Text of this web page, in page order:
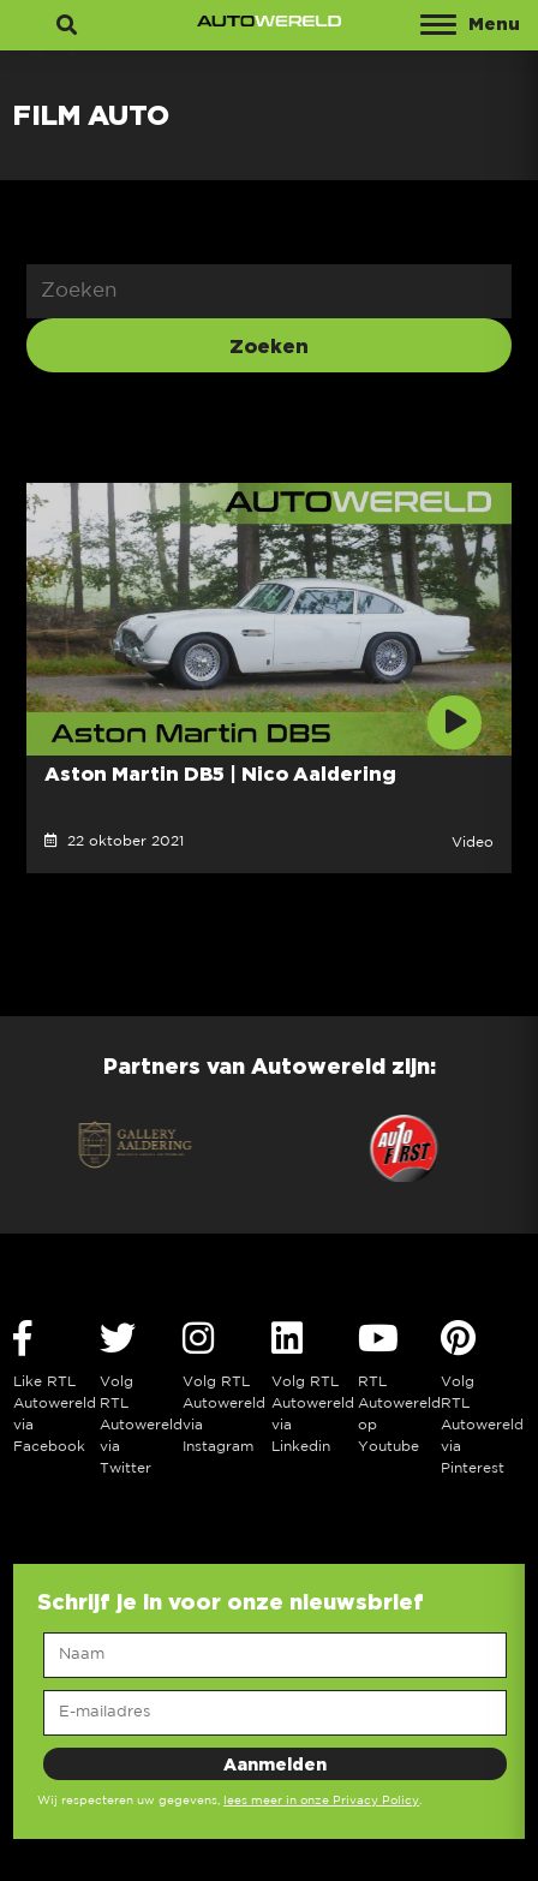
Menu
FILM AUTO
Aston Martin DB5 | Nico Aaldering
22 oktober 2021 Video
Partners van Autowereld zijn:
Like RTL
Autowereld
via
Facebook
Volg
RTL
Autowereld
via
Twitter
Volg RTL
Autowereld
via
Instagram
Volg RTL
Autowereld
via
Linkedin
RTL
Autowereld
op
Youtube
Volg
RTL
Autowereld
via
Pinterest
Schrijf je in voor onze nieuwsbrief
Wij respecteren uw gegevens, lees meer in onze Privacy Policy.